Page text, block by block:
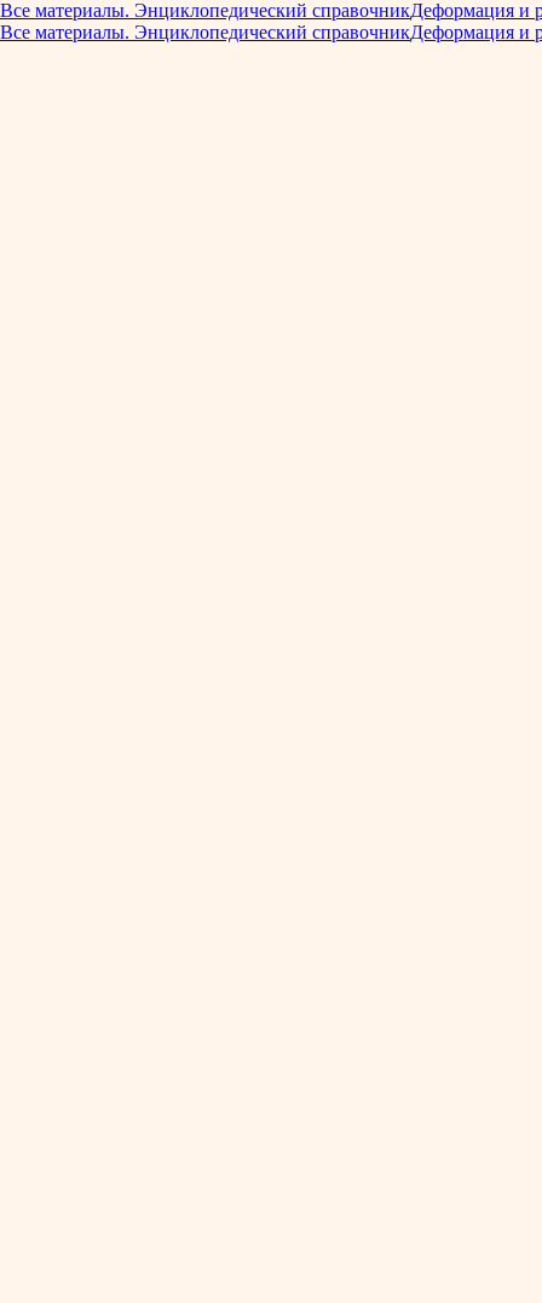
Все материалы. Энциклопедический справочникДеформация и
Все материалы. Энциклопедический справочникДеформация и